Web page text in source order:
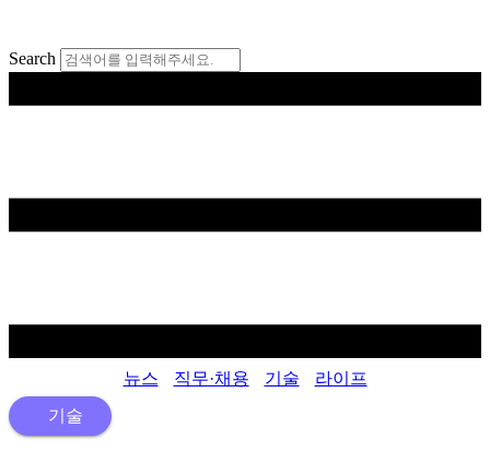
츠
건
Search
뉴스 직무·채용 기술
라이프
기술